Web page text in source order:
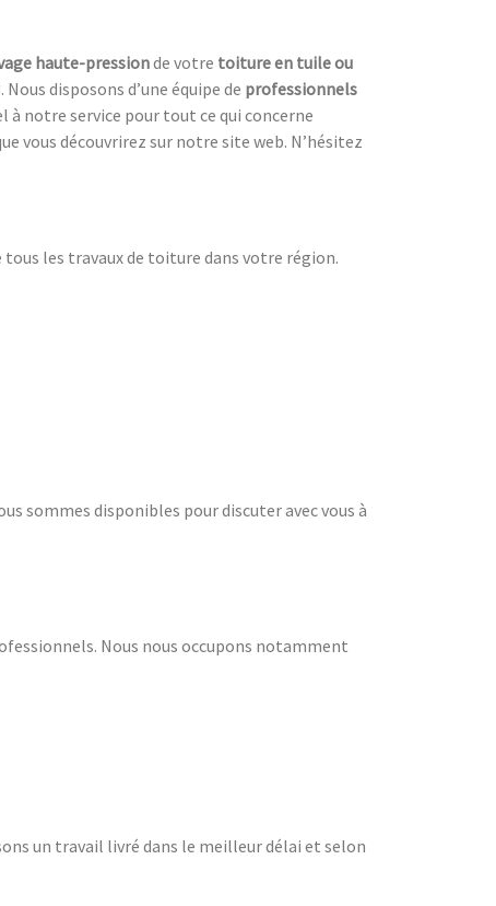
haute-pressionde votre toiture en tuile ou
disposons d’une équipe de professionnels
à notre service pour tout ce qui concerne
vous découvrirez sur notre site web. N’hésitez
les travaux de toiture dans votre région.
sommes disponibles pour discuter avec vous à
Nous nous occupons notamment
un travail livré dans le meilleur délai et selon